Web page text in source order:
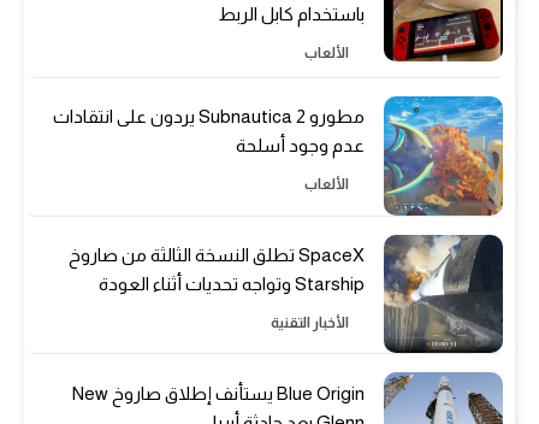
باستخدام كابل الربط
الألعاب
مطورو Subnautica 2 يردون على انتقادات
عدم وجود أسلحة
الألعاب
SpaceX تطلق النسخة الثالثة من صاروخ
Starship وتواجه تحديات أثناء العودة
الأخبار التقنية
Blue Origin يستأنف إطلاق صاروخ New